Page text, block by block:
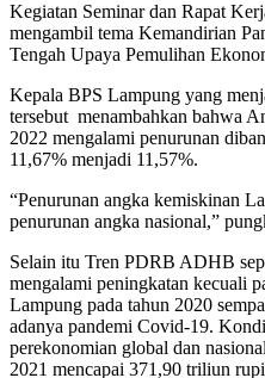
Kegiatan Seminar dan Rapat
mengambil tema Kemandirian
Tengah Upaya Pemulihan
Kepala BPS Lampung yang
tersebut menambahkan bahwa
2022 mengalami penurunan
11,67% menjadi 11,57%.
“Penurunan angka kemiskinan
penurunan angka nasional,”
Selain itu Tren PDRB ADHB
mengalami peningkatan kecuali
Lampung pada tahun 2020
adanya pandemi Covid-19.
perekonomian global dan
2021 mencapai 371,90 triliun